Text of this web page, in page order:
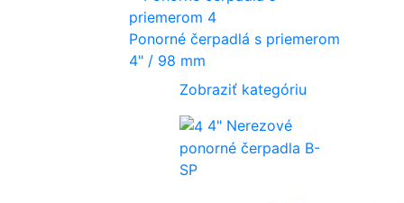
Ponorné čerpadlá s priemerom
4" / 98 mm
Zobraziť kategóriu
4" Nerezové
ponorné čerpadla B-
SP